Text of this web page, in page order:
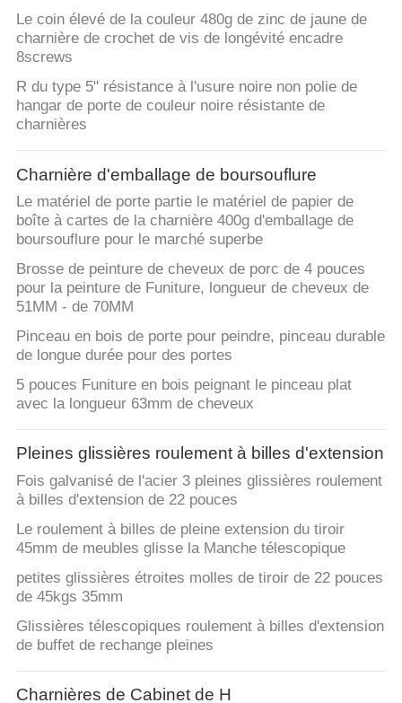
Le coin élevé de la couleur 480g de zinc de jaune de
charnière de crochet de vis de longévité encadre
8screws
R du type 5" résistance à l'usure noire non polie de
hangar de porte de couleur noire résistante de
charnières
Charnière d'emballage de boursouflure
Le matériel de porte partie le matériel de papier de
boîte à cartes de la charnière 400g d'emballage de
boursouflure pour le marché superbe
Brosse de peinture de cheveux de porc de 4 pouces
pour la peinture de Funiture, longueur de cheveux de
51MM - de 70MM
Pinceau en bois de porte pour peindre, pinceau durable
de longue durée pour des portes
5 pouces Funiture en bois peignant le pinceau plat
avec la longueur 63mm de cheveux
Pleines glissières roulement à billes d'extension
Fois galvanisé de l'acier 3 pleines glissières roulement
à billes d'extension de 22 pouces
Le roulement à billes de pleine extension du tiroir
45mm de meubles glisse la Manche télescopique
petites glissières étroites molles de tiroir de 22 pouces
de 45kgs 35mm
Glissières télescopiques roulement à billes d'extension
de buffet de rechange pleines
Charnières de Cabinet de H